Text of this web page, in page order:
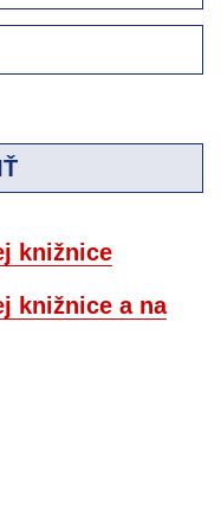
knižnice
knižnice a na